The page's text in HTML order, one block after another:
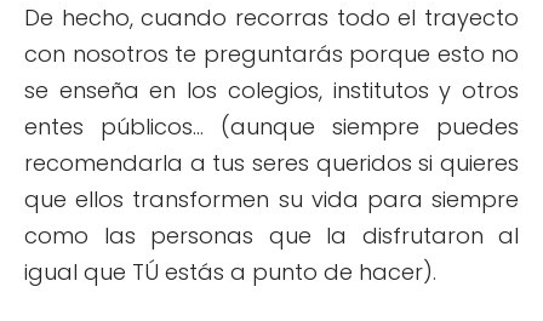
De hecho, cuando recorras todo el trayecto
con nosotros te preguntarás porque esto no
se enseña en los colegios, institutos y otros
entes públicos... (aunque siempre puedes
recomendarla a tus seres queridos si quieres
que ellos transformen su vida para siempre
como las personas que la disfrutaron al
igual que TÚ estás a punto de hacer).